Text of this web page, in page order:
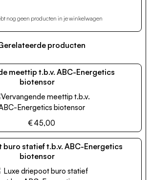
nog geen producten in je winkelwagen
producten
meettip t.b.v. ABC-Energetics
biotensor
€ 45,00
buro statief t.b.v. ABC-Energetics
biotensor